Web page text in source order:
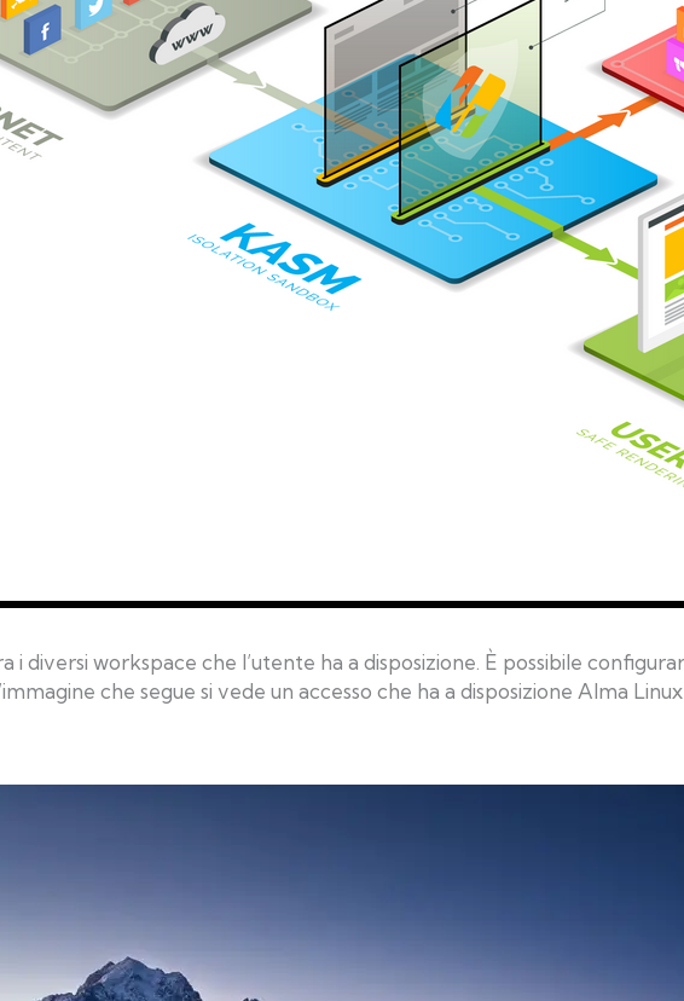
i diversi workspace che l’utente ha a disposizione. È possibile
che segue si vede un accesso che ha a disposizione Alma